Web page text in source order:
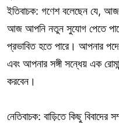
ইতিবাচক: গণেশ বলেছেন যে, আজ
আজ আপনি নতুন সুযোগ পেতে
প্রভাবিত হতে পারে। আপনার
এবং আপনার সঙ্গী সন্ধেয় এক
করবেন।
নেতিবাচক: বাড়িতে কিছু